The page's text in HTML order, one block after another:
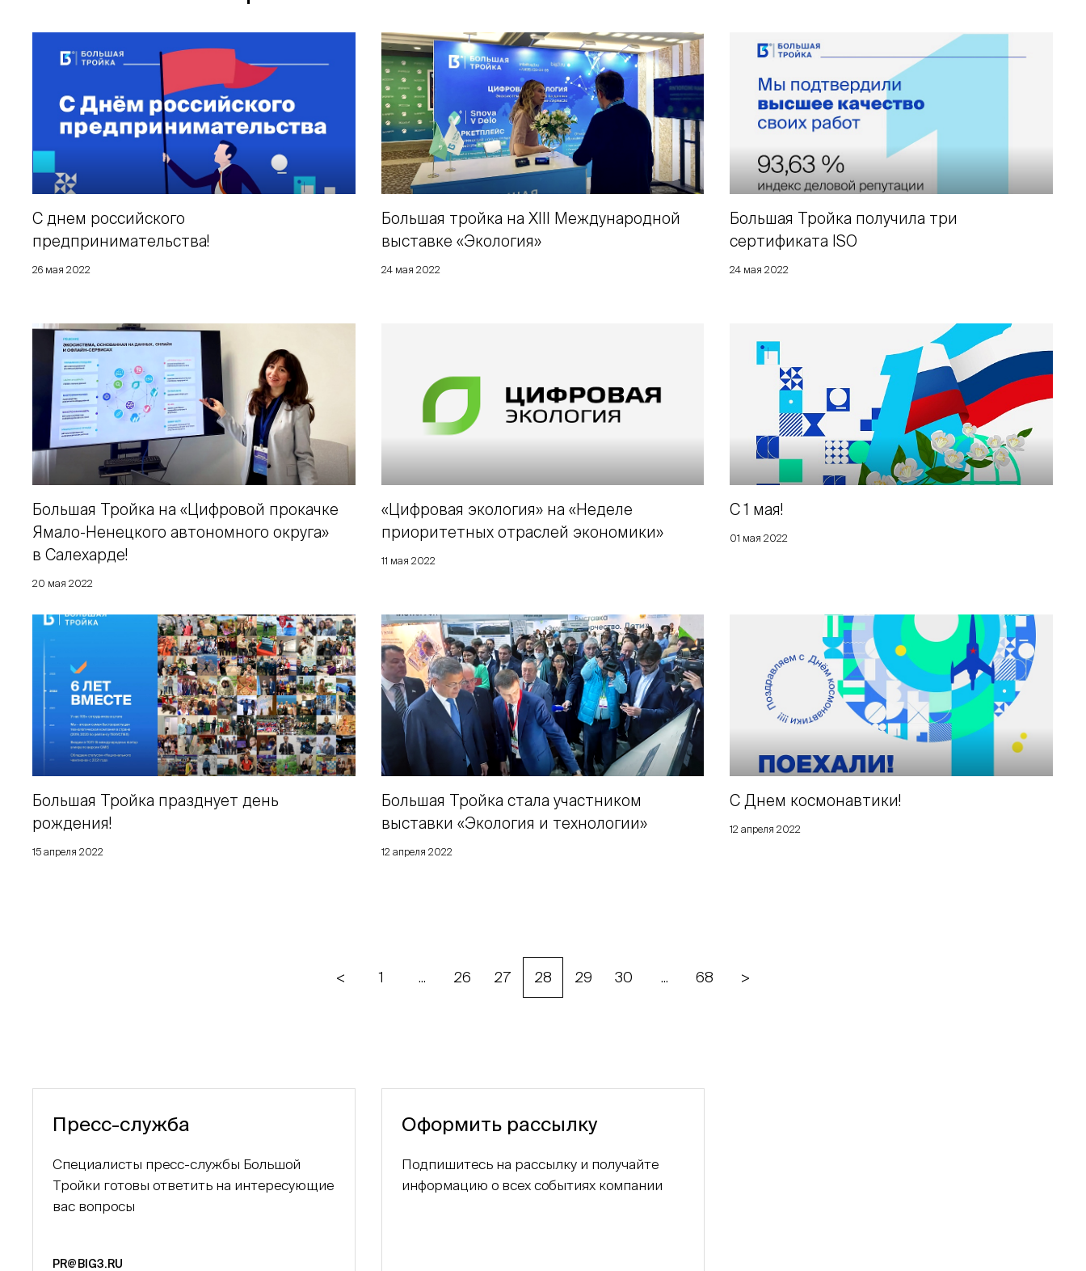
26 мая 2022
С днем российского
предпринимательства!
24 мая 2022
Большая тройка на XIII Международной
выставке «Экология»
24 мая 2022
Большая Тройка получила три
сертификата ISO
20 мая 2022
Большая Тройка на «Цифровой прокачке
Ямало-Ненецкого автономного округа»
в Салехарде!
11 мая 2022
«Цифровая экология» на «Неделе
приоритетных отраслей экономики»
01 мая 2022
C 1 мая!
15 апреля 2022
Большая Тройка празднует день
рождения!
12 апреля 2022
Большая Тройка стала участником
выставки «Экология и технологии»
12 апреля 2022
С Днем космонавтики!
< 1 ... 26 27 28 29 30 ... 68 >
Пресс-служба
Специалисты пресс-службы Большой
Тройки готовы ответить на интересующие
вас вопросы
PR@BIG3.RU
Оформить рассылку
Подпишитесь на рассылку и получайте
информацию о всех событиях компании